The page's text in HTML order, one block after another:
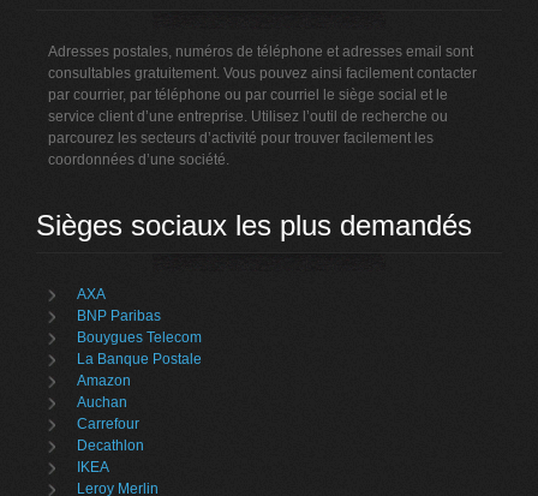
Adresses postales, numéros de téléphone et adresses email sont
consultables gratuitement. Vous pouvez ainsi facilement contacter
par courrier, par téléphone ou par courriel le siège social et le
service client d’une entreprise. Utilisez l’outil de recherche ou
parcourez les secteurs d’activité pour trouver facilement les
coordonnées d’une société.
Sièges sociaux les plus demandés
AXA
BNP Paribas
Bouygues Telecom
La Banque Postale
Amazon
Auchan
Carrefour
Decathlon
IKEA
Leroy Merlin